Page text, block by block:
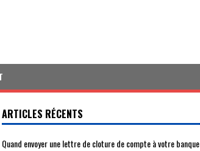
ARTICLES RÉCENTS
Quand envoyer une lettre de cloture de compte à votre banque